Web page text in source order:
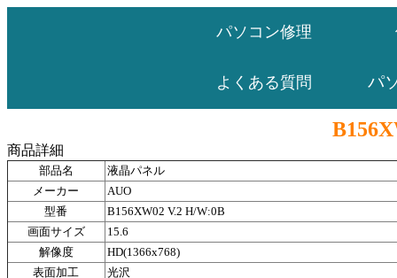
パソコン修理
よくある質問 パ
商品詳細
部品名
液晶パネル
メーカー
AUO
型番
B156XW02 V.2 H/W:0B
画面サイズ
15.6
解像度
HD(1366x768)
表面加工
光沢